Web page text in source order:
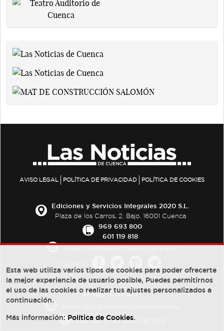
AVISO LEGAL POLÍTICA DE PRIVACIDAD POLÍTICA DE COOKIES
Ediciones y Servicios Integrales 2020 S.L.
Plaza de los Carros, 2. Bajo. 16001 Cuenca
969 693 800
601 119 818
PUBLICIDAD:
684 126 573/670 726 392
Esta web utiliza varios tipos de cookies para poder ofrecerte
la mejor experiencia de usuario posible, Puedes permitirnos
el uso de las cookies o realizar tus ajustes personalizados a
continuación.
Más información: Política de Cookies.